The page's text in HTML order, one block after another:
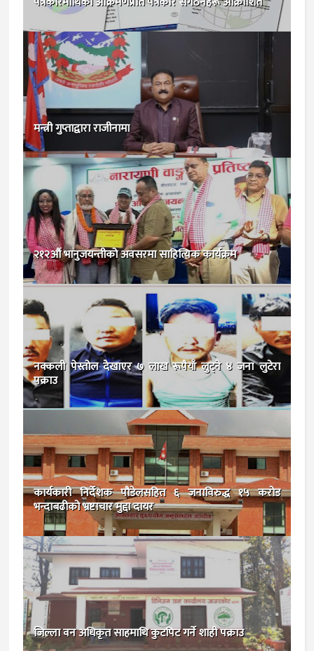
मन्त्री गुप्ताद्वारा राजीनामा
२१२औं भानुजयन्तीको अवसरमा साहित्यिक कार्यक्रम
नक्कली पेस्तोल देखाएर ७ लाख रूपैयाँ लुट्ने ४ जना लुटेरा
पक्राउ
कार्यकारी निर्देशक पौडेलसहित ६ जनाविरुद्ध १५ करोड
भन्दाबढीको भ्रष्टाचार मुद्दा दायर
जिल्ला वन अधिकृत साहमाथि कुटपिट गर्ने शाही पक्राउ